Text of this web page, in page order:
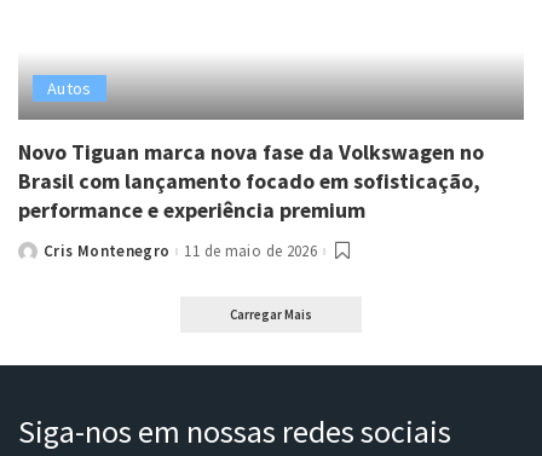
Autos
Novo Tiguan marca nova fase da Volkswagen no
Brasil com lançamento focado em sofisticação,
performance e experiência premium
PostedCris Montenegro 11 de maio de 2026
Carregar Mais
Siga-nos em nossas redes sociais